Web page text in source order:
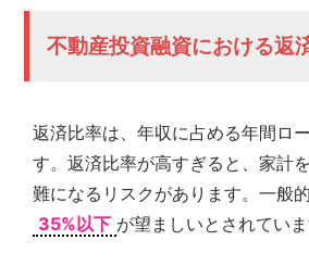
不動産投資融資における返
返済比率は、年収に占める年間ロ
す。返済比率が高すぎると、家計
難になるリスクがあります。一般
35%以下 が望ましいとされていま